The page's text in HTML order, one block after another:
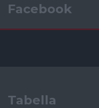
Facebook
Tabella